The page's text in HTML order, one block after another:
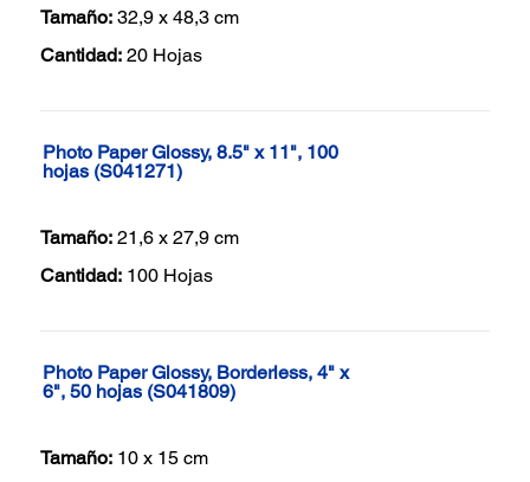
Tamaño: 32,9 x 48,3 cm
Cantidad: 20 Hojas
Photo Paper Glossy, 8.5" x 11", 100
hojas (S041271)
Tamaño: 21,6 x 27,9 cm
Cantidad: 100 Hojas
Photo Paper Glossy, Borderless, 4" x
6", 50 hojas (S041809)
Tamaño: 10 x 15 cm